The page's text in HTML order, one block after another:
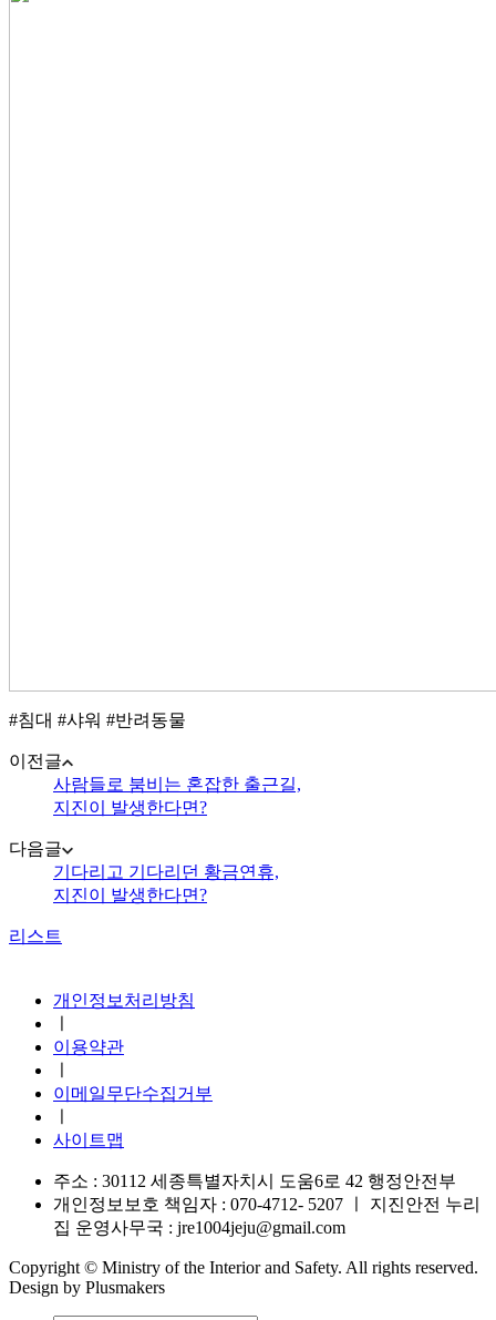
#침대 #샤워 #반려동물
이전글
사람들로 붐비는 혼잡한 출근길,
지진이 발생한다면?
다음글
기다리고 기다리던 황금연휴,
지진이 발생한다면?
리스트
개인정보처리방침
이용약관
이메일무단수집거부
사이트맵
주소 : 30112 세종특별자치시 도움6로 42 행정안전부
개인정보보호 책임자 : 070-4712- 5207
지진안전 누리
집 운영사무국 : jre1004jeju@gmail.com
Copyright © Ministry of the Interior and Safety. All rights reserved.
Design by Plusmakers